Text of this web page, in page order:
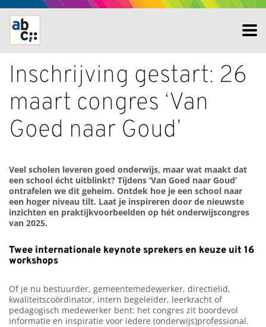
Inschrijving gestart: 26
maart congres ‘Van
Goed naar Goud’
Veel scholen leveren goed onderwijs, maar wat maakt dat
een school écht uitblinkt? Tijdens ‘Van Goed naar Goud’
ontrafelen we dit geheim. Ontdek hoe je een school naar
een hoger niveau tilt. Laat je inspireren door de nieuwste
inzichten en praktijkvoorbeelden op hét onderwijscongres
van 2025.
Twee internationale keynote sprekers en keuze uit 16
workshops
Of je nu bestuurder, gemeentemedewerker, directielid,
kwaliteitscoördinator, intern begeleider, leerkracht of
pedagogisch medewerker bent: het congres zit boordevol
informatie en inspiratie voor iedere (onderwijs)professional.